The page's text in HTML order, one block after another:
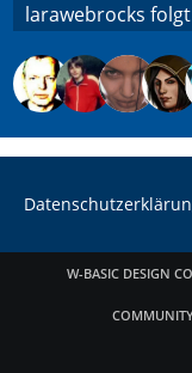
larawebrocks folgt
W-BASIC DESIGN